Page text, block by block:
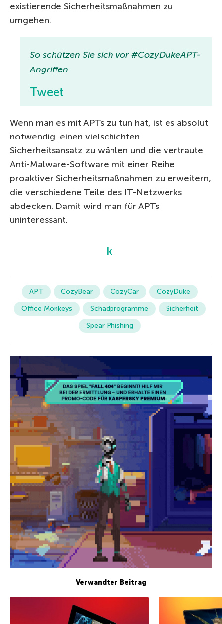
existierende Sicherheitsmaßnahmen zu
umgehen.
So schützen Sie sich vor #CozyDukeAPT-
Angriffen
Tweet
Wenn man es mit APTs zu tun hat, ist es absolut
notwendig, einen vielschichten
Sicherheitsansatz zu wählen und die vertraute
Anti-Malware-Software mit einer Reihe
proaktiver Sicherheitsmaßnahmen zu erweitern,
die verschiedene Teile des IT-Netzwerks
abdecken. Damit wird man für APTs
uninteressant.
APT CozyBear CozyCar
CozyDuke
Office Monkeys
Schadprogramme
Sicherheit
Spear Phishing
Verwandter Beitrag